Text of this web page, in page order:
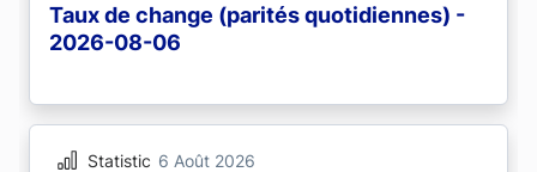
Taux de change (parités quotidiennes) -
2026-08-06
Statistic 6 Août 2026